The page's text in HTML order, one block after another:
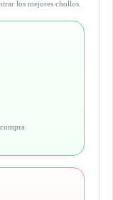
los mejores chollos.